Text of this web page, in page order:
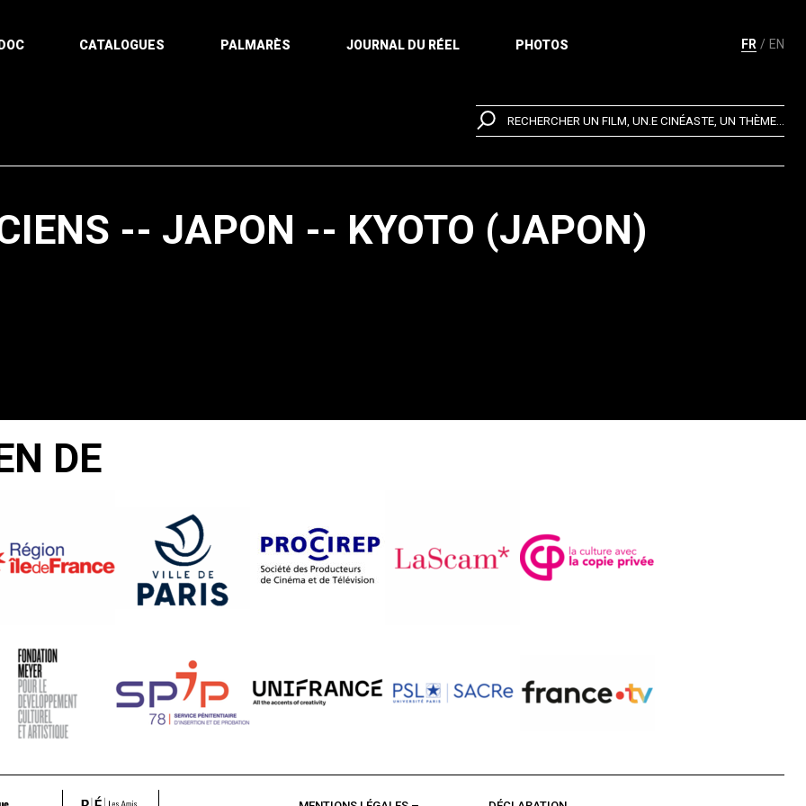
FR EN
CATALOGUES PALMARÈS JOURNAL DU RÉEL PHOTOS
RECHERCHER UN FILM, UN.E CINÉASTE, UN THÈME...
-- JAPON -- KYOTO (JAPON)
DE